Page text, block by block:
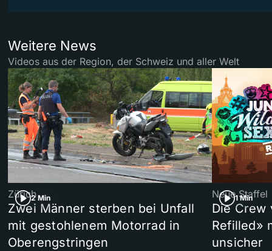
Weitere News
Videos aus der Region, der Schweiz und aller Welt
2 Min
Zürich
Zwei Männer sterben bei Unfall
mit gestohlenem Motorrad in
Oberengstringen
1 Min
Neue Staffel
Die Crew
Refilled»
unsicher